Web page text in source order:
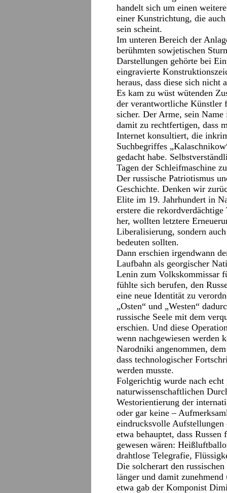
handelt sich um einen
einer Kunstrichtung, die
sein scheint.
Im unteren Bereich der
berühmten sowjetischen
Darstellungen gehörte bei
eingravierte
heraus, dass diese sich nicht
Es kam zu wüst wütenden
der verantwortliche Künstler
sicher. Der Arme, sein Name
damit zu rechtfertigen, dass
Internet konsultiert, die
Suchbegriffes
gedacht habe.
Tagen der Schleifmaschine
Der russische Patriotismus
Geschichte. Denken wir
Elite im 19. Jahrhundert in
erstere die
her, wollten letztere
Liberalisierung, sondern
bedeuten sollten.
Dann erschien irgendwann
Laufbahn als georgischer
Lenin zum Volkskommissar
fühlte sich berufen, den
eine neue Identität zu
„Osten“ und „Westen“
russische Seele mit dem
erschien. Und diese
wenn nachgewiesen werden
Narodniki angenommen,
dass technologischer
werden musste.
Folgerichtig wurde nach
naturwissenschaftlichen
Westorientierung der
oder gar keine –
eindrucksvolle Aufstellungen
etwa behauptet, dass
gewesen wären:
drahtlose Telegrafie,
Die solcherart den
länger und damit
etwa gab der Komponist